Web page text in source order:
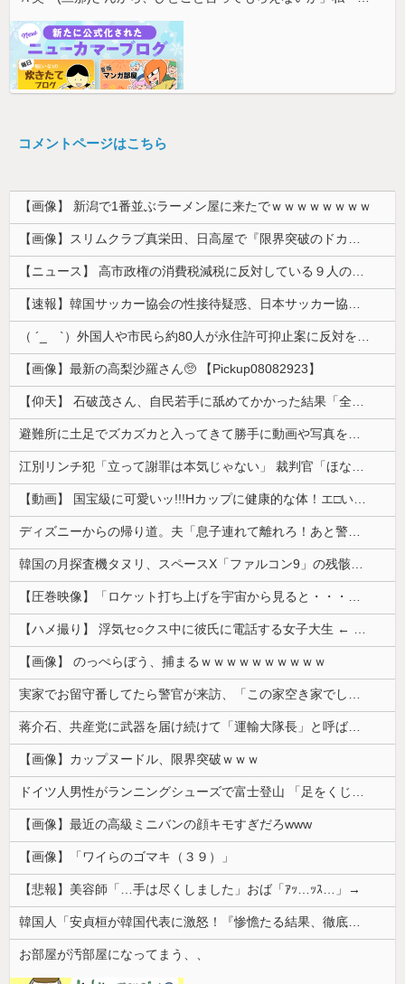
コメントページはこちら
【画像】 新潟で1番並ぶラーメン屋に来たでｗｗｗｗｗｗｗｗ
【画像】スリムクラブ真栄田、日高屋で『限界突破のドカ食い』を披露するｗｗｗｗｗｗ
【ニュース】 高市政権の消費税減税に反対している９人の自民党議員が全て判明！！！！ やっぱりコイツラかｗｗｗｗｗ
【速報】韓国サッカー協会の性接待疑惑、日本サッカー協会が4人の日本人審判員を調査「調査後に結果を公表します」
（ ´_ゝ`）外国人や市民ら約80人が永住許可抑止案に反対を訴え「選別、差別の作業」「国会審議も経ずいきなり厳格化する国に誰が来ますか！」「今す...
【画像】最新の高梨沙羅さん🥺 【Pickup08082923】
【仰天】 石破茂さん、自民若手に舐めてかかった結果「全てを失うｗｗｗｗｗ」
避難所に土足でズカズカと入ってきて勝手に動画や写真を撮影したメディア取材陣、挙句の果てに要求してきたのは……
江別リンチ犯「立って謝罪は本気じゃない」 裁判官「ほな裁判で土下座してないキミは本気じゃないな」
【動画】 国宝級に可愛いッ!!!Hカップに健康的な体！エ□い！乳首からマ●コまで見えているよ 笑
ディズニーからの帰り道。夫「息子連れて離れろ！あと警察に通報！」私「助けて！」駅員「どうしました！？」→トンデモナイことに…
韓国の月探査機タヌリ、スペースX「ファルコン9」の残骸が月面に衝突する様子を撮影！
【圧巻映像】「ロケット打ち上げを宇宙から見ると・・・」の動画が衝撃的
【ハメ撮り】 浮気セ○クス中に彼氏に電話する女子大生 ← これを現実にやる子が現れる…
【画像】 のっぺらぼう、捕まるｗｗｗｗｗｗｗｗｗｗ
実家でお留守番してたら警官が来訪、「この家空き家でしたよね？」と問いかけてくるが実際は30年ほど住んでおり……
蒋介石、共産党に武器を届け続けて「運輸大隊長」と呼ばれる
【画像】カップヌードル、限界突破ｗｗｗ
ドイツ人男性がランニングシューズで富士登山 「足をくじいて動けない」
【画像】最近の高級ミニバンの顔キモすぎだろwww
【画像】「ワイらのゴマキ（３９）」
【悲報】美容師「…手は尽くしました」おば「ｱｯ…ｯｽ…」→
韓国人「安貞桓が韓国代表に激怒！『惨憺たる結果、徹底的な刷新が必要だ』と監督や協会を痛烈批判」
お部屋が汚部屋になってまう、、